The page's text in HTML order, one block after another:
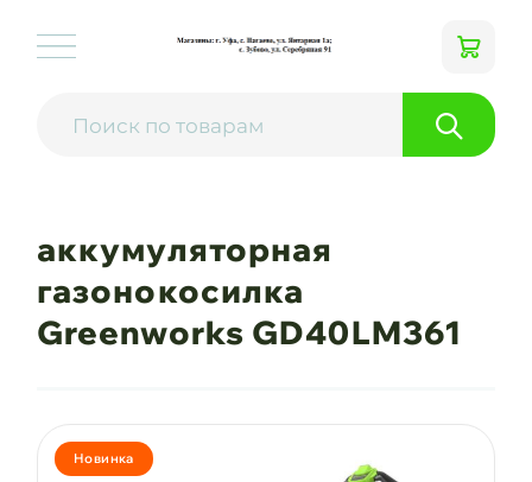
аккумуляторная
газонокосилка
Greenworks GD40LM361
Новинка